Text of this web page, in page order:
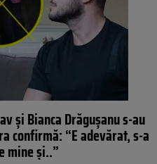
și Bianca Drăgușanu s-au
confirmă: “E adevărat, s-a
mine și..”